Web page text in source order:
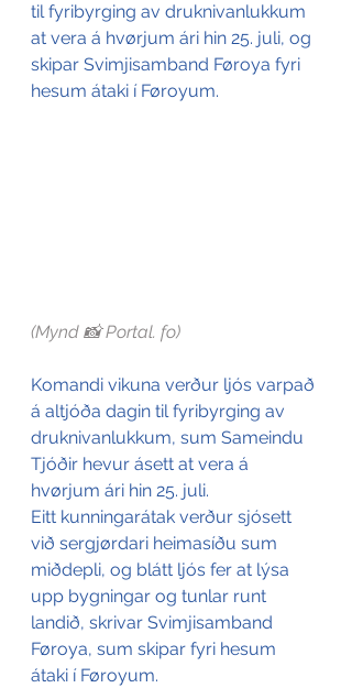
til fyribyrging av druknivanlukkum
at vera á hvørjum ári hin 25. juli, og
skipar Svimjisamband Føroya fyri
hesum átaki í Føroyum.
(Mynd 📸 Portal. fo)
Komandi vikuna verður ljós varpað
á altjóða dagin til fyribyrging av
druknivanlukkum, sum Sameindu
Tjóðir hevur ásett at vera á
hvørjum ári hin 25. juli.
Eitt kunningarátak verður sjósett
við sergjørdari heimasíðu sum
miðdepli, og blátt ljós fer at lýsa
upp bygningar og tunlar runt
landið, skrivar Svimjisamband
Føroya, sum skipar fyri hesum
átaki í Føroyum.